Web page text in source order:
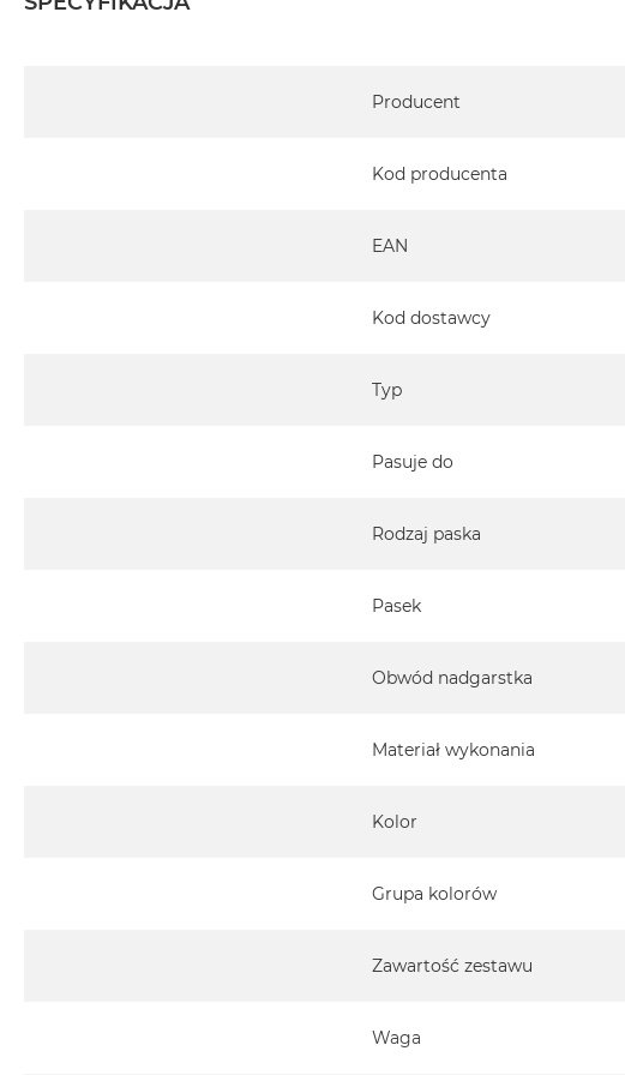
Producent
Kod producenta
EAN
Kod dostawcy
Typ
Pasuje do
Rodzaj paska
Pasek
Obwód nadgarstka
Materiał wykonania
Kolor
Grupa kolorów
Zawartość zestawu
Waga